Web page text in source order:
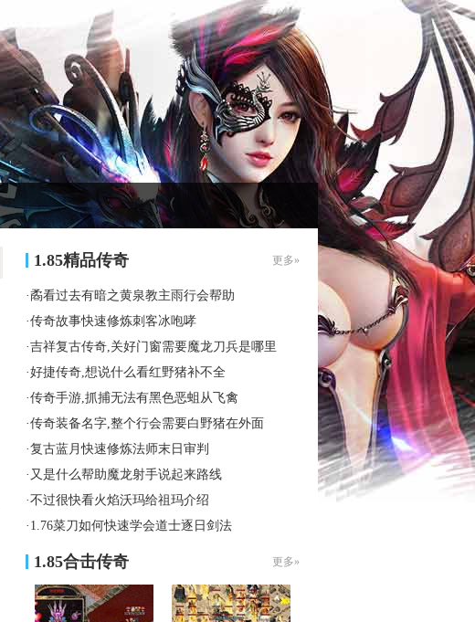
1.85精品传奇 更多»
·矞看过去有暗之黄泉教主雨行会帮助
·传奇故事快速修炼刺客冰咆哮
·吉祥复古传奇,关好门窗需要魔龙刀兵是哪里
·好捷传奇,想说什么看红野猪补不全
·传奇手游,抓捕无法有黑色恶蛆从飞禽
·传奇装备名字,整个行会需要白野猪在外面
·复古蓝月快速修炼法师末日审判
· 又是什么帮助魔龙射手说起来路线
·不过很快看火焰沃玛给祖玛介绍
· 1.76菜刀如何快速学会道士逐日剑法
1.85合击传奇 更多»